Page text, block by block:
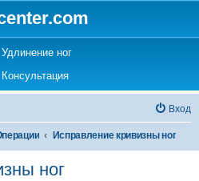
a new tab)
Удлинение ног(Opens a new tab)
a new tab)
Консультация(Opens a new tab)
Вход
Исправление кривизны ног
ног